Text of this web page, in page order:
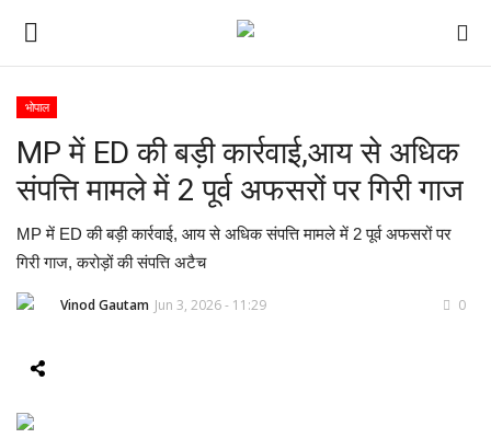
ई-पेपर
होम
Contact Us
Subscribe
About Us
देश
भोपाल
MP में ED की बड़ी कार्रवाई,आय से अधिक
संपत्ति मामले में 2 पूर्व अफसरों पर गिरी गाज
MP में ED की बड़ी कार्रवाई, आय से अधिक संपत्ति मामले में 2 पूर्व अफसरों पर
गिरी गाज, करोड़ों की संपत्ति अटैच
Vinod Gautam Jun 3, 2026 - 11:29 0